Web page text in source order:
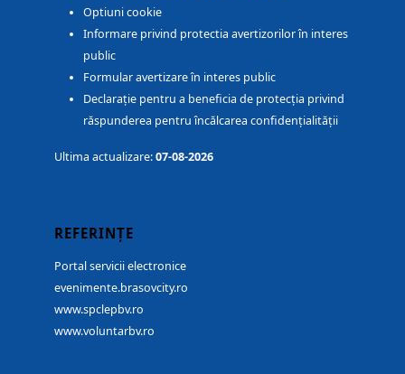
Optiuni cookie
Informare privind protectia avertizorilor în interes
public
Formular avertizare în interes public
Declarație pentru a beneficia de protecția privind
răspunderea pentru încălcarea confidențialității
Ultima actualizare:07-08-2026
REFERINȚE
Portal servicii electronice
evenimente.brasovcity.ro
www.spclepbv.ro
www.voluntarbv.ro